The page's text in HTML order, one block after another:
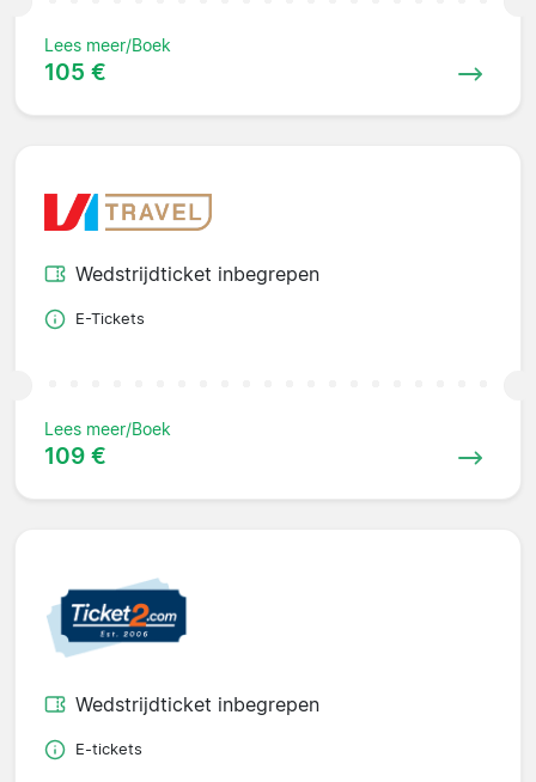
Lees meer/Boek
105 €
Wedstrijdticket inbegrepen
E-Tickets
Lees meer/Boek
109 €
Wedstrijdticket inbegrepen
E-tickets